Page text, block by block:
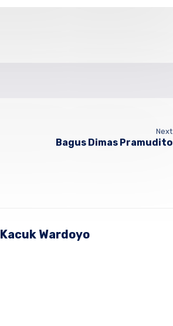
Next
Bagus Dimas Pramudito
Kacuk Wardoyo